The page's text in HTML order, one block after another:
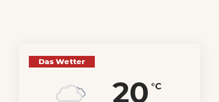
Das Wetter
20 °C